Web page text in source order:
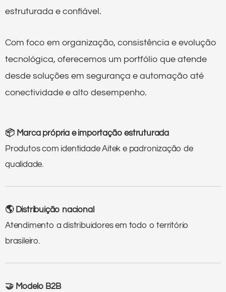
estruturada e confiável.
Com foco em organização, consistência e evolução
tecnológica, oferecemos um portfólio que atende
desde soluções em segurança e automação até
conectividade e alto desempenho.
📦 Marca própria e importação estruturada
Produtos com identidade Aitek e padronização de
qualidade.
🌎 Distribuição nacional
Atendimento a distribuidores em todo o território
brasileiro.
🤝 Modelo B2B